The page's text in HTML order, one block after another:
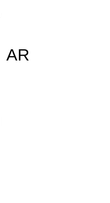
AR